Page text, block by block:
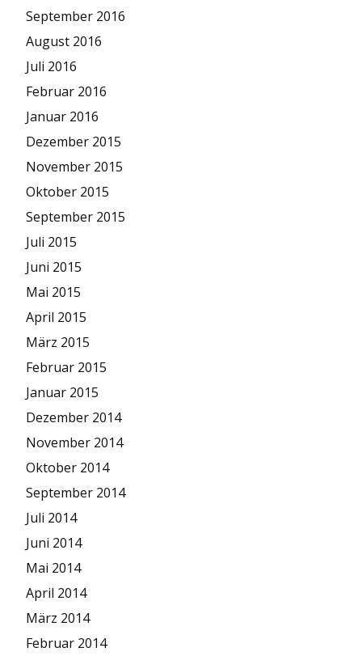
September 2016
August 2016
Juli 2016
Februar 2016
Januar 2016
Dezember 2015
November 2015
Oktober 2015
September 2015
Juli 2015
Juni 2015
Mai 2015
April 2015
März 2015
Februar 2015
Januar 2015
Dezember 2014
November 2014
Oktober 2014
September 2014
Juli 2014
Juni 2014
Mai 2014
April 2014
März 2014
Februar 2014